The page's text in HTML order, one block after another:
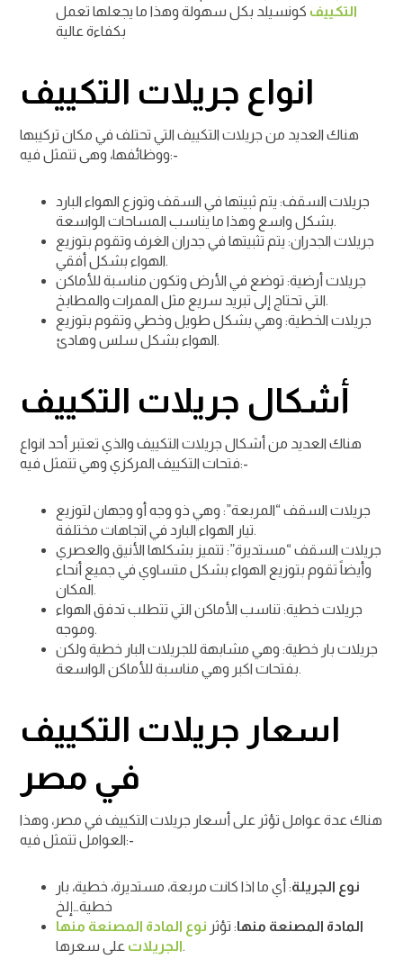
التكييف كونسيلد بكل سهولة وهذا ما يجعلها تعمل
بكفاءة عالية
انواع جريلات التكييف
هناك العديد من جريلات التكييف التي تحتلف في مكان تركيبها
ووظائفها، وهى تتمثل فيه:-
جريلات السقف: يتم ثبيتها في السقف وتوزع الهواء البارد
بشكل واسع وهذا ما يناسب المساحات الواسعة.
جريلات الجدران: يتم تثبيتها في جدران الغرف وتقوم بتوزيع
الهواء بشكل أفقي.
جريلات أرضية: توضع في الأرض وتكون مناسبة للأماكن
التي تحتاج إلى تبريد سريع مثل الممرات والمطابخ.
جريلات الخطية: وهي بشكل طويل وخطي وتقوم بتوزيع
الهواء بشكل سلس وهادئ.
هناك العديد من أشكال جريلات التكييف والذي تعتبر أحد انواع
فتحات التكييف المركزي وهي تتمثل فيه:-
جريلات السقف “المربعة”: وهي ذو وجه أو وجهان لتوزيع
تيار الهواء البارد في اتجاهات مختلفة.
جريلات السقف “مستديرة”: تتميز بشكلها الأنيق والعصري
وأيضاً تقوم بتوزيع الهواء بشكل متساوي في جميع أنحاء
المكان.
جريلات خطية: تناسب الأماكن التي تتطلب تدفق الهواء
وموجه.
جريلات بار خطية: وهي مشابهة للجريلات البار خطية ولكن
بفتحات اكبر وهي مناسبة للأماكن الواسعة.
اسعار جريلات التكييف
هناك عدة عوامل تؤثر على أسعار جريلات التكييف في مصر، وهذا
العوامل تتمثل فيه:-
نوع الجريلة: أي ما اذا كانت مربعة، مستديرة، خطية، بار
خطية…إلخ
المادة المصنعة منها: تؤثر نوع المادة المصنعة منها
الجريلاتعلى سعرها.